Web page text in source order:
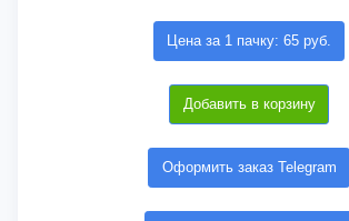
Цена за 1 пачку: 65 руб.
Добавить в корзину
Оформить заказ Telegram